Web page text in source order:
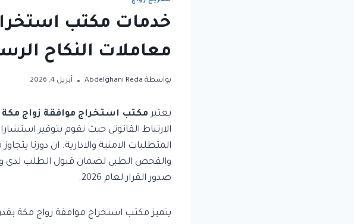
خدمات مكتب
معاملات النكاح
بواسطة Abdelghani Reda أبريل 4, 2026
يعتبر مكتب استخراج موافقة زواج مكة
الارتباط القانوني حيث نقوم بتوفير
المتطلبات الامنية والادارية. ان دورنا
والفحص الطبي لضمان قبول الطلب لدى
صدور القرار لعام 2026.
يتميز مكتب استخراج موافقة زواج مكة